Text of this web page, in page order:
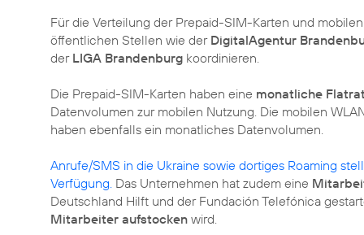
Für die Verteilung der Prepaid-SIM-Karten und
öffentlichen Stellen wie der DigitalAgentur
der LIGA Brandenburg koordinieren.
Die Prepaid-SIM-Karten haben eine monatliche
Datenvolumen zur mobilen Nutzung. Die mobilen
haben ebenfalls ein monatliches Datenvolumen.
Anrufe/SMS in die Ukraine sowie dortiges Roaming
Verfügung. Das Unternehmen hat zudem eine
Deutschland Hilft und der Fundación Telefónica
Mitarbeiter aufstocken wird.